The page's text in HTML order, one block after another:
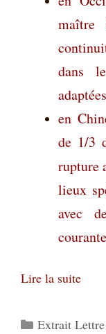
maître
dans
en
de 1/3
rupture
lieux
avec
Lire la suite
Catégories
Extrait